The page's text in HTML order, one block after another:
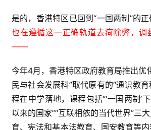
是的，香港特区已回到“一国两制”的正
也在遵循这一正确轨道去疴除弊，调
——
今年4月，香港特区政府教育局推出优
民与社会发展科”取代原有的“通识教
程在中学落地，课程包括“‘一国两制’
以来的国家”“互联相依的当代世界”三
育、宪法和基本法教育、国安教育等内